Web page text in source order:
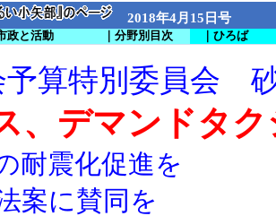
2018年4月15日号
政と活動 ｜分野別目次 ｜ひろば
予算特別委員会
、デマンドタ
耐震化促進を
案に賛同を